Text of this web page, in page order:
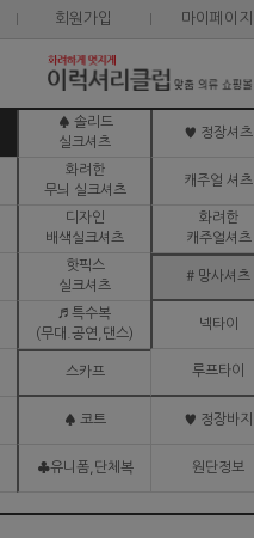
회원가입 마이페이지
♠ 솔리드
실크셔츠
♥ 정장셔츠
화려한
무늬 실크셔츠
캐주얼 셔츠
디자인
배색실크셔츠
화려한
캐주얼셔츠
핫픽스
실크셔츠
# 망사셔츠
♬ 특수복
(무대.공연,댄스)
넥타이
스카프 루프타이
♠ 코트 ♥ 정장바지
♣유니폼,단체복 원단정보